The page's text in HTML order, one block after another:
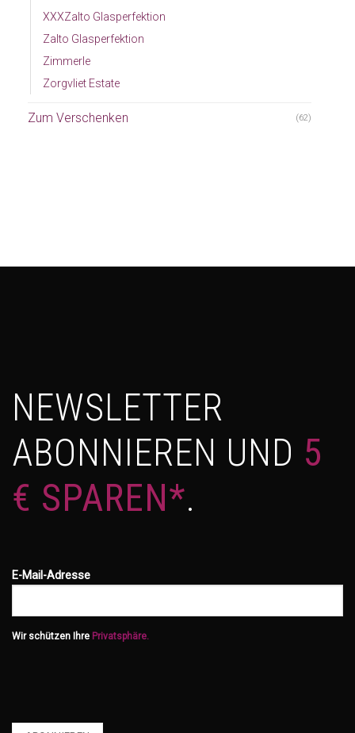
XXXZalto Glasperfektion
Zalto Glasperfektion
Zimmerle
Zorgvliet Estate
Zum Verschenken (62)
NEWSLETTER
ABONNIEREN UND 5
€ SPAREN*.
E-Mail-Adresse
Wir schützen Ihre Privatsphäre.